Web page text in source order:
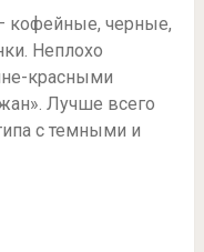
кофейные, черные,
Неплохо
красными
Лучше всего
с темными и